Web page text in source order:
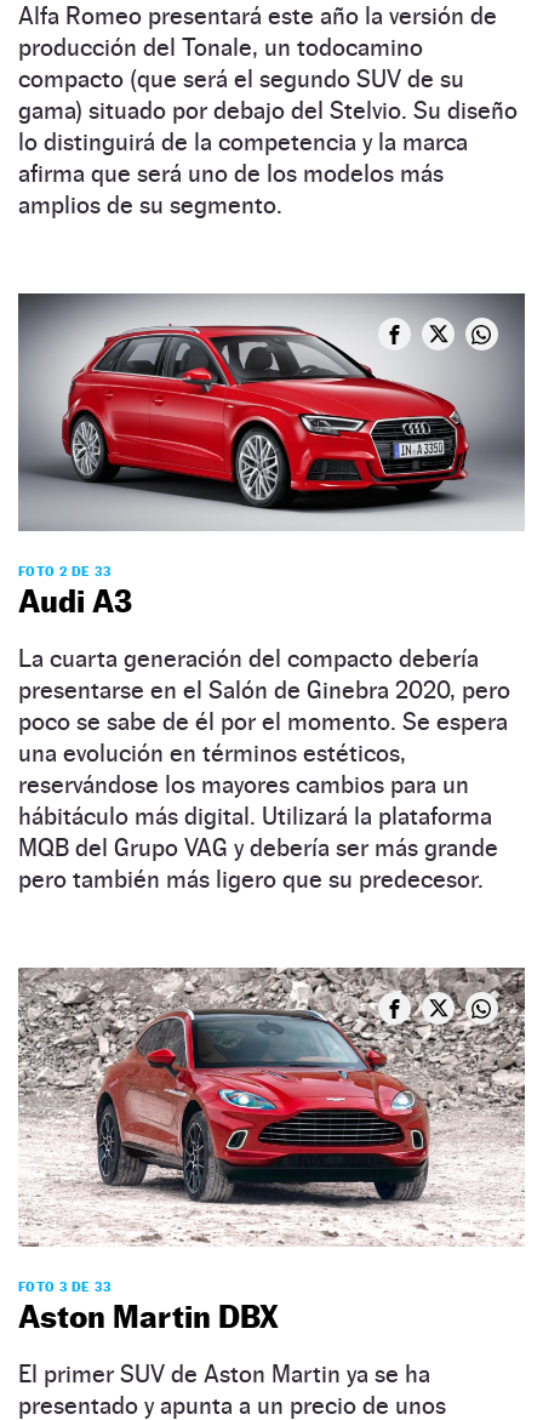
Alfa Romeo presentará este año la versión de
producción del Tonale, un todocamino
compacto (que será el segundo SUV de su
gama) situado por debajo del Stelvio. Su diseño
lo distinguirá de la competencia y la marca
afirma que será uno de los modelos más
amplios de su segmento.
FOTO 2 DE 33
Audi A3
La cuarta generación del compacto debería
presentarse en el Salón de Ginebra 2020, pero
poco se sabe de él por el momento. Se espera
una evolución en términos estéticos,
reservándose los mayores cambios para un
hábitáculo más digital. Utilizará la plataforma
MQB del Grupo VAG y debería ser más grande
pero también más ligero que su predecesor.
FOTO 3 DE 33
Aston Martin DBX
El primer SUV de Aston Martin ya se ha
presentado y apunta a un precio de unos